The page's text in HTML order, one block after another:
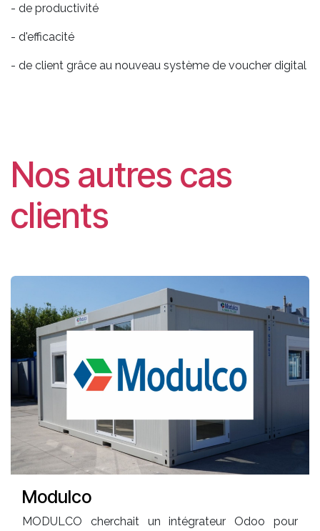
- de productivité
- d'efficacité
- de client grâce au nouveau système de voucher digital
Nos autres cas
clients
Modulco
MODULCO cherchait un intégrateur Odoo pour